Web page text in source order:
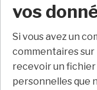
vos
Si vous avez un
commentaires sur
recevoir un
personnelles que